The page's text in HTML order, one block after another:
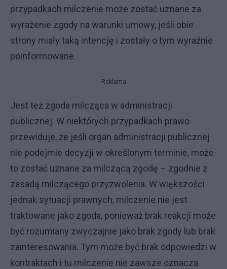
przypadkach milczenie może zostać uznane za
wyrażenie zgody na warunki umowy, jeśli obie
strony miały taką intencję i zostały o tym wyraźnie
poinformowane.
Reklama
Jest też zgoda milcząca w administracji
publicznej. W niektórych przypadkach prawo
przewiduje, że jeśli organ administracji publicznej
nie podejmie decyzji w określonym terminie, może
to zostać uznane za milczącą zgodę – zgodnie z
zasadą milczącego przyzwolenia. W większości
jednak sytuacji prawnych, milczenie nie jest
traktowane jako zgoda, ponieważ brak reakcji może
być rozumiany zwyczajnie jako brak zgody lub brak
zainteresowania. Tym może być brak odpowiedzi w
kontraktach i tu milczenie nie zawsze oznacza